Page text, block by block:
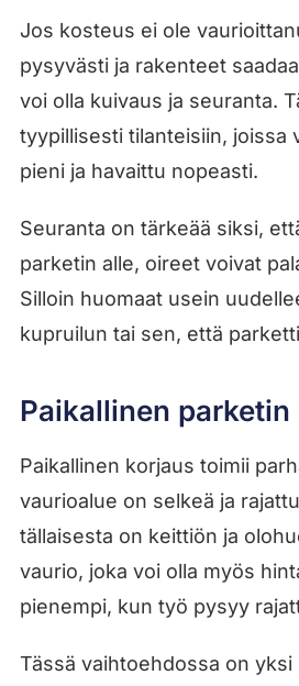
Jos kosteus ei ole
pysyvästi ja rakenteet
voi olla kuivaus ja seuranta.
tyypillisesti tilanteisiin, joissa
pieni ja havaittu nopeasti.
Seuranta on tärkeää siksi,
parketin alle, oireet voivat
Silloin huomaat usein
kupruilun tai sen, että
Paikallinen parketin
Paikallinen korjaus toimii
vaurioalue on selkeä ja
tällaisesta on keittiön ja
vaurio, joka voi olla myös
pienempi, kun työ pysyy
Tässä vaihtoehdossa on